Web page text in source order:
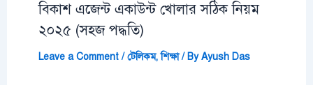
বিকাশ এজেন্ট একাউন্ট খোলার সঠিক নিয়ম
২০২৫ (সহজ পদ্ধতি)
Leave a Comment /টেলিকম,শিক্ষা/ ByAyush Das